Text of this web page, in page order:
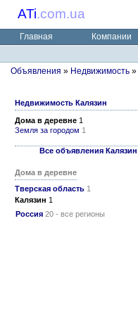
ATi.com.ua
Главная Компании
Объявления » Недвижимость »
Недвижимость Калязин
Дома в деревне 1
Земля за городом 1
Все объявления Калязин
Дома в деревне
Тверская область 1
Калязин 1
Россия 20 - все регионы